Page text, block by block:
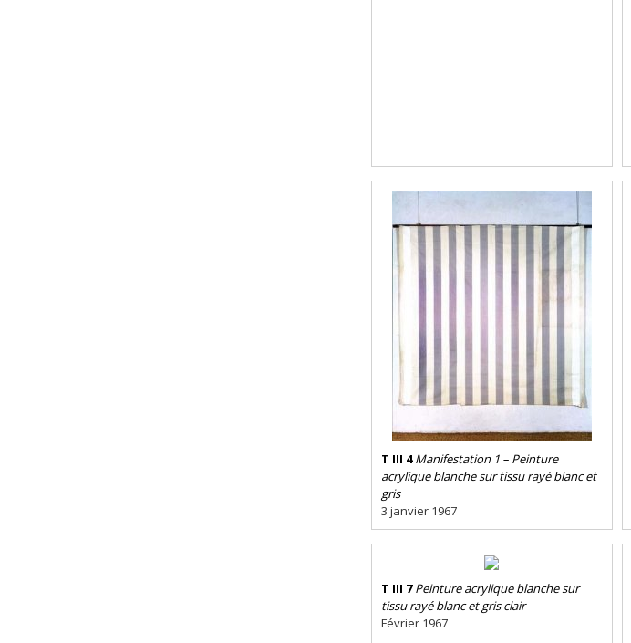
T III 4 Manifestation 1 – Peinture
acrylique blanche sur tissu rayé blanc et
gris
3 janvier 1967
T III 7 Peinture acrylique blanche sur
tissu rayé blanc et gris clair
Février 1967